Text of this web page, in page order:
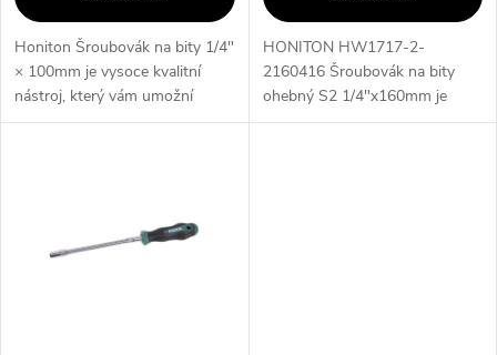
k
t
u
k
t
Honiton Šroubovák na bity 1/4"
× 100mm je vysoce kvalitní
nástroj, který vám umožní
snadno a efektivně utahovat a
HONITON HW1717-2-
2160416 Šroubovák na bity
ohebný S2 1/4"x160mm je
vysoce kvalitní nástroj, který